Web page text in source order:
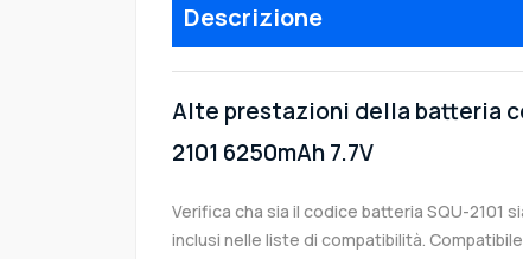
Descrizione
Alte prestazioni della batteria
2101 6250mAh 7.7V
Verifica cha sia il codice batteria SQU-2101
inclusi nelle liste di compatibilità.